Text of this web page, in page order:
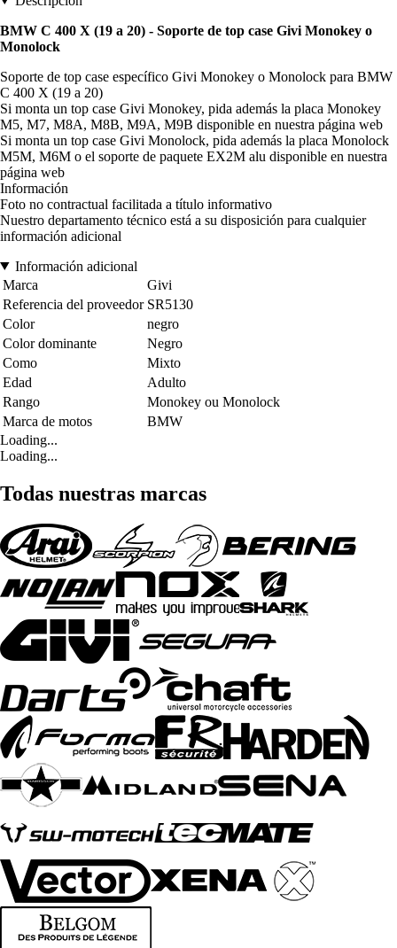
BMW C 400 X (19 a 20) - Soporte de top case Givi Monokey o
Monolock
Soporte de top case específico Givi Monokey o Monolock para BMW
C 400 X (19 a 20)
Si monta un top case Givi Monokey, pida además la placa Monokey
M5, M7, M8A, M8B, M9A, M9B disponible en nuestra página web
Si monta un top case Givi Monolock, pida además la placa Monolock
M5M, M6M o el soporte de paquete EX2M alu disponible en nuestra
página web
Información
Foto no contractual facilitada a título informativo
Nuestro departamento técnico está a su disposición para cualquier
información adicional
Información adicional
Marca
Givi
Referencia del proveedor SR5130
Color
negro
Color dominante
Negro
Como
Mixto
Edad
Adulto
Rango
Monokey ou Monolock
Marca de motos
BMW
Loading...
Loading...
Todas nuestras marcas